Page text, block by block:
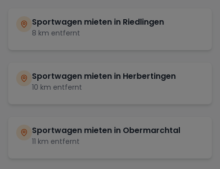
Sportwagen mieten in Riedlingen
8 km entfernt
Sportwagen mieten in Herbertingen
10 km entfernt
Sportwagen mieten in Obermarchtal
11 km entfernt